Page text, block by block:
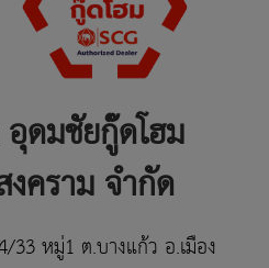
ดมชัยกู๊ดโฮม
คราม จำกัด
33 หมู่1 ต.บางแก้ว อ.เมือง